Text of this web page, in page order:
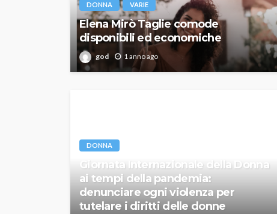
DONNA VARIE
Elena Mirò Taglie comode
disponibili ed economiche
god 1 anno ago
DONNA
Giornata Internazionale della Donna
ai tempi della pandemia:
denunciare ogni violenza per
tutelare i diritti delle donne